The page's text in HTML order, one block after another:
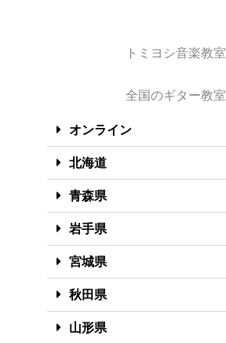
トミヨシ音楽教室
全国のギター教室
オンライン
北海道
青森県
岩手県
宮城県
秋田県
山形県